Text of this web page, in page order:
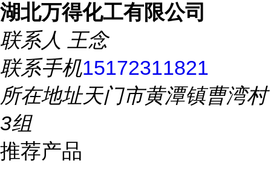
湖北万得化工有限公司
联系人 王念
联系手机15172311821
所在地址天门市黄潭镇曹湾村
3组
推荐产品